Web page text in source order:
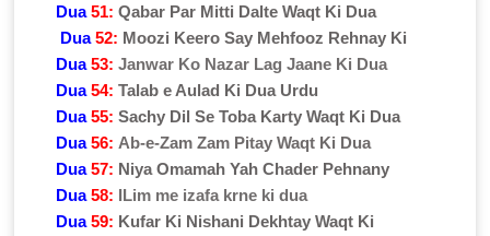
Dua 51: Qabar Par Mitti Dalte Waqt Ki Dua
Dua 52: Moozi Keero Say Mehfooz Rehnay Ki
Dua 53: Janwar Ko Nazar Lag Jaane Ki Dua
Dua 54: Talab e Aulad Ki Dua Urdu
Dua 55: Sachy Dil Se Toba Karty Waqt Ki Dua
Dua 56: Ab-e-Zam Zam Pitay Waqt Ki Dua
Dua 57: Niya Omamah Yah Chader Pehnany
Dua 58: ILim me izafa krne ki dua
Dua 59: Kufar Ki Nishani Dekhtay Waqt Ki